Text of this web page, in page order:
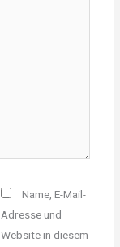
Name, E-Mail-
Adresse und
Website in diesem